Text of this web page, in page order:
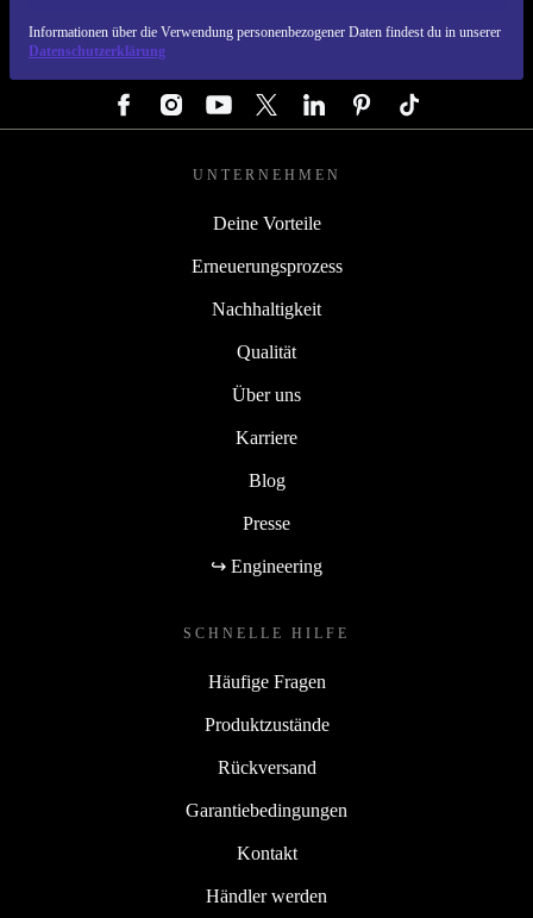
Informationen über die Verwendung personenbezogener Daten findest du in unserer
Datenschutzerklärung
UNTERNEHMEN
Deine Vorteile
Erneuerungsprozess
Nachhaltigkeit
Qualität
Über uns
Karriere
Blog
Presse
↪ Engineering
SCHNELLE HILFE
Häufige Fragen
Produktzustände
Rückversand
Garantiebedingungen
Kontakt
Händler werden